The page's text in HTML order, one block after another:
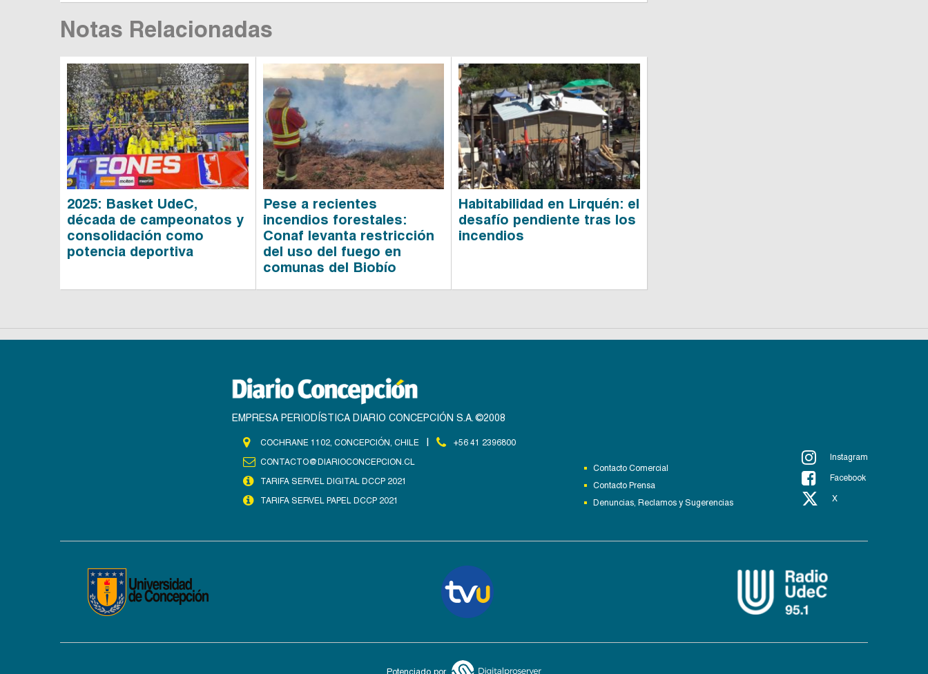
Notas Relacionadas
2025: Basket UdeC,
década de campeonatos y
consolidación como
potencia deportiva
Pese a recientes
incendios forestales:
Conaf levanta restricción
del uso del fuego en
comunas del Biobío
Habitabilidad en Lirquén: el
desafío pendiente tras los
incendios
EMPRESA PERIODÍSTICA DIARIO CONCEPCIÓN S.A. ©2008
COCHRANE 1102, CONCEPCIÓN, CHILE
+56 41 2396800
CONTACTO@DIARIOCONCEPCION.CL
TARIFA SERVEL DIGITAL DCCP 2021
TARIFA SERVEL PAPEL DCCP 2021
Contacto Comercial
Contacto Prensa
Denuncias, Reclamos y Sugerencias
Instagram
Facebook
X
Potenciado por